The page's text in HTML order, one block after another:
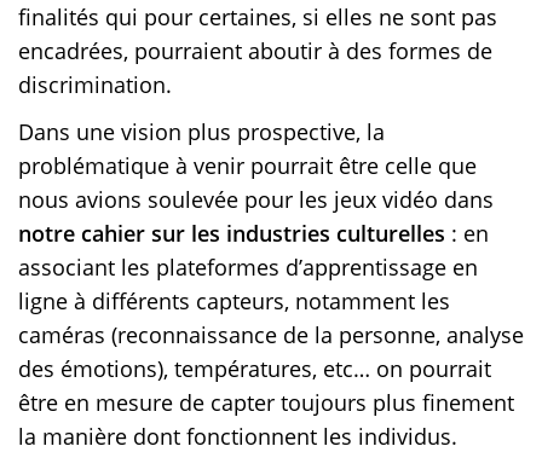
finalités qui pour certaines, si elles ne sont pas
encadrées, pourraient aboutir à des formes de
discrimination.
Dans une vision plus prospective, la
problématique à venir pourrait être celle que
nous avions soulevée pour les jeux vidéo dans
notre cahier sur les industries culturelles : en
associant les plateformes d’apprentissage en
ligne à différents capteurs, notamment les
caméras (reconnaissance de la personne, analyse
des émotions), températures, etc… on pourrait
être en mesure de capter toujours plus finement
la manière dont fonctionnent les individus.